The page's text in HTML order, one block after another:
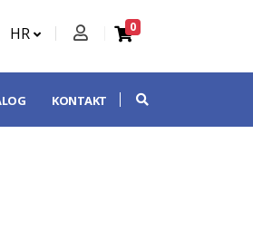
HR 0
KONTAKT